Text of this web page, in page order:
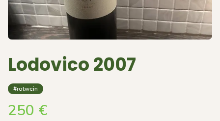
Lodovico 2007
#rotwein
250 €